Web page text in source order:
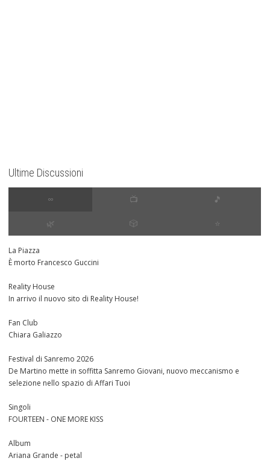
Ultime Discussioni
∞ 📺 🎵
🌿 🎲 ⭐️
La Piazza
È morto Francesco Guccini
Reality House
In arrivo il nuovo sito di Reality House!
Fan Club
Chiara Galiazzo
Festival di Sanremo 2026
De Martino mette in soffitta Sanremo Giovani, nuovo meccanismo e
selezione nello spazio di Affari Tuoi
Singoli
FOURTEEN - ONE MORE KISS
Album
Ariana Grande - petal